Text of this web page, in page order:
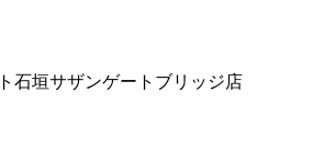
石垣サザンゲートブリッジ店